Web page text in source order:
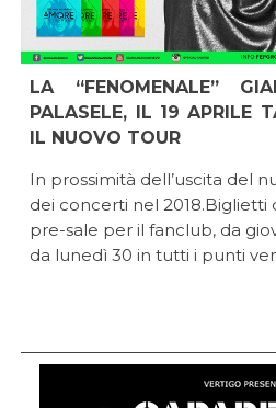
LA “FENOMENALE”
PALASELE, IL 19 APRILE
IL NUOVO TOUR
In prossimità dell’uscita del
dei concerti nel 2018.Biglietti
pre-sale per il fanclub, da
da lunedì 30 in tutti i punti